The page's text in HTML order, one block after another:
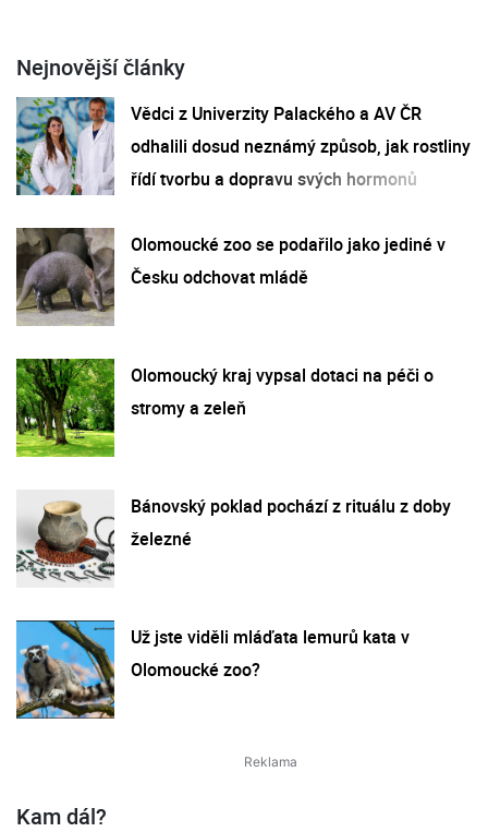
Nejnovější články
Vědci z Univerzity Palackého a AV ČR
odhalili dosud neznámý způsob, jak rostliny
řídí tvorbu a dopravu svých hormonů
Olomoucké zoo se podařilo jako jediné v
Česku odchovat mládě
Olomoucký kraj vypsal dotaci na péči o
stromy a zeleň
Bánovský poklad pochází z rituálu z doby
železné
Už jste viděli mláďata lemurů kata v
Olomoucké zoo?
Kam dál?